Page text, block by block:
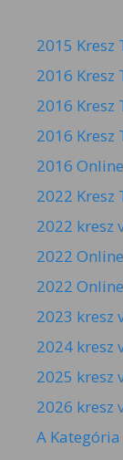
2015 Kresz
2016 Kresz
2016 Kresz
2016 Kresz
2016
2022 Kresz
2022 kresz
2022
2022
2023 kresz
2024 kresz
2025 kresz
2026 kresz
A Kategória